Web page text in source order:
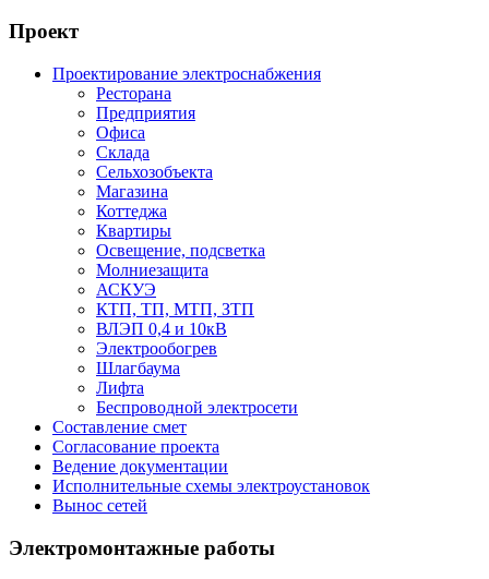
Проект
Проектирование электроснабжения
Ресторана
Предприятия
Офиса
Склада
Сельхозобъекта
Магазина
Коттеджа
Квартиры
Освещение, подсветка
Молниезащита
АСКУЭ
КТП, ТП, МТП, ЗТП
ВЛЭП 0,4 и 10кВ
Электрообогрев
Шлагбаума
Лифта
Беспроводной электросети
Составление смет
Согласование проекта
Ведение документации
Исполнительные схемы электроустановок
Вынос сетей
Электромонтажные работы